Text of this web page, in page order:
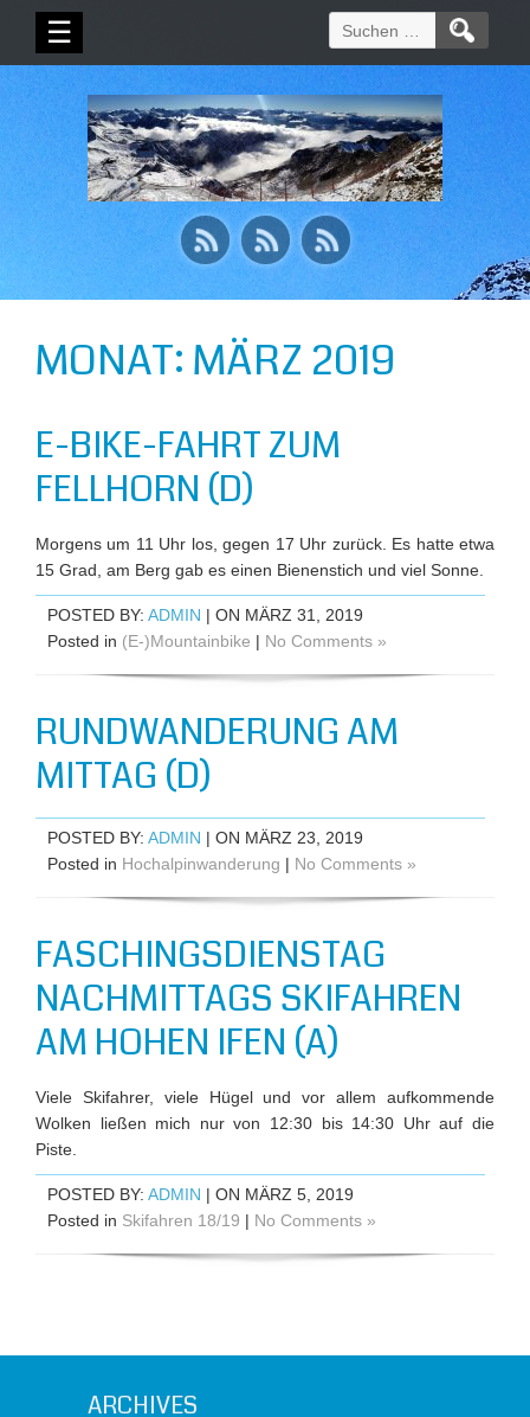
☰
Suchen
nach:
MONAT: MÄRZ 2019
E-BIKE-FAHRT ZUM
FELLHORN (D)
Morgens um 11 Uhr los, gegen 17 Uhr zurück. Es hatte etwa
15 Grad, am Berg gab es einen Bienenstich und viel Sonne.
POSTED BY: ADMIN | ON MÄRZ 31, 2019
Posted in (E-)Mountainbike | No Comments »
RUNDWANDERUNG AM
MITTAG (D)
POSTED BY: ADMIN | ON MÄRZ 23, 2019
Posted in Hochalpinwanderung | No Comments »
FASCHINGSDIENSTAG
NACHMITTAGS SKIFAHREN
AM HOHEN IFEN (A)
Viele Skifahrer, viele Hügel und vor allem aufkommende
Wolken ließen mich nur von 12:30 bis 14:30 Uhr auf die
Piste.
POSTED BY: ADMIN | ON MÄRZ 5, 2019
Posted in Skifahren 18/19 | No Comments »
ARCHIVES